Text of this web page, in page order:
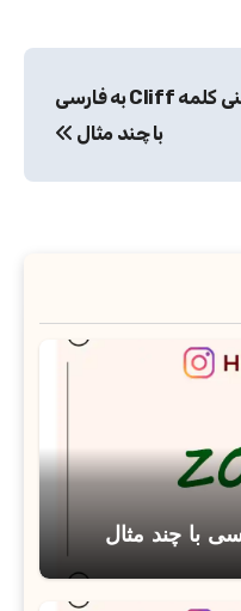
معنی کلمه Cliff به فارسی
با چند مثال